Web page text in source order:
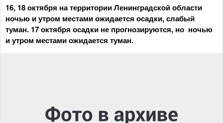
16, 18 октября на территории Ленинградской области
ночью и утром местами ожидается осадки, слабый
туман. 17 октября осадки не прогнозируются, но ночью
и утром местами ожидается туман.